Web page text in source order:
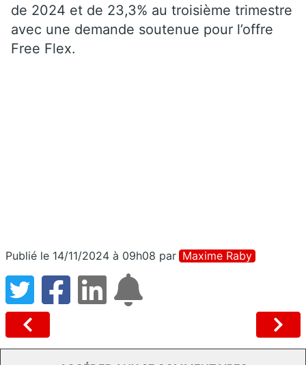
de 2024 et de 23,3% au troisième trimestre
avec une demande soutenue pour l’offre
Free Flex.
Publié le 14/11/2024 à 09h08 par Maxime Raby